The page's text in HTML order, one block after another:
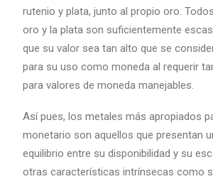
rutenio y plata, junto al propio oro.
oro y la plata son suficientemente
que su valor sea tan alto que se
para su uso como moneda al requerir
para valores de moneda manejables.
Así pues, los metales más apropiados
monetario son aquellos que presentan
equilibrio entre su disponibilidad y su
otras características intrínsecas como